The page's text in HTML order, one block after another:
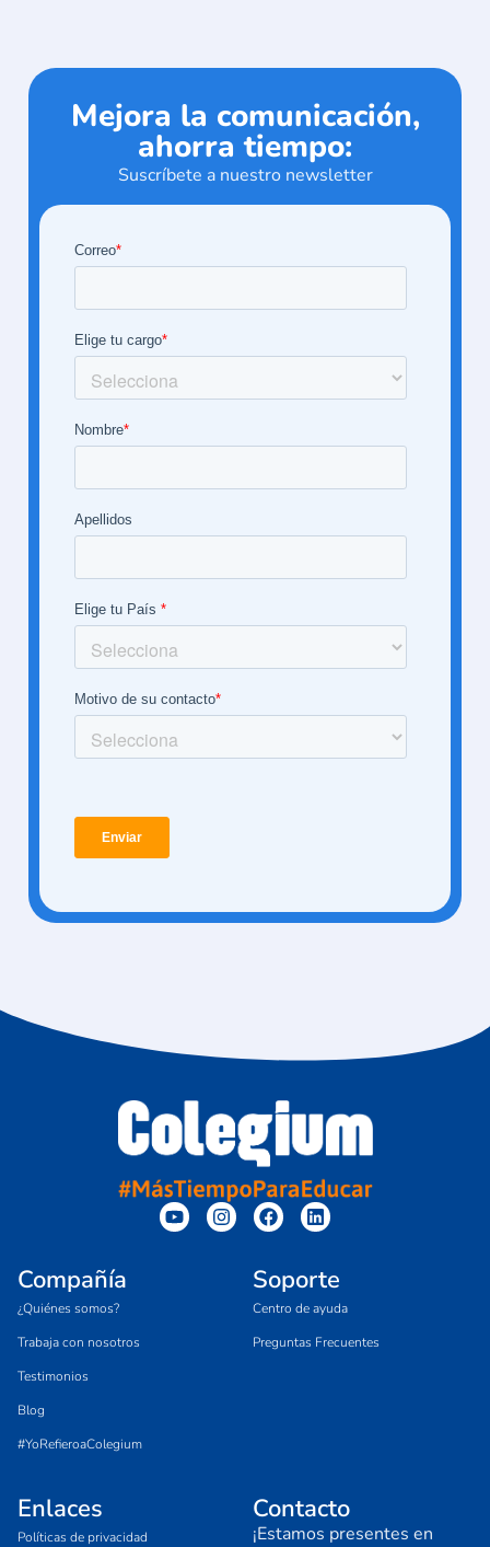
Mejora la comunicación,
ahorra tiempo:
Suscríbete a nuestro newsletter
Compañía
¿Quiénes somos?
Trabaja con nosotros
Testimonios
Blog
#YoRefieroaColegium
Soporte
Centro de ayuda
Preguntas Frecuentes
Enlaces
Políticas de privacidad
Contacto
¡Estamos presentes en